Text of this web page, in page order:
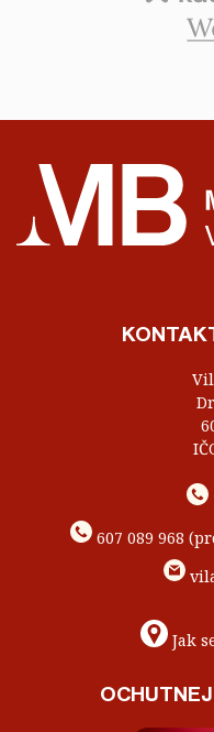
607 089 968
Jak